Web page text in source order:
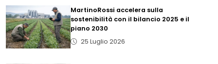
MartinoRossi accelera sulla
sostenibilità con il bilancio 2025 e il
piano 2030
25 Luglio 2026